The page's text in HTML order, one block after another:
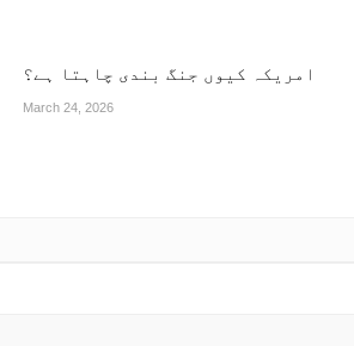
امریکہ کیوں جنگ بندی چاہتا ہے؟
March 24, 2026